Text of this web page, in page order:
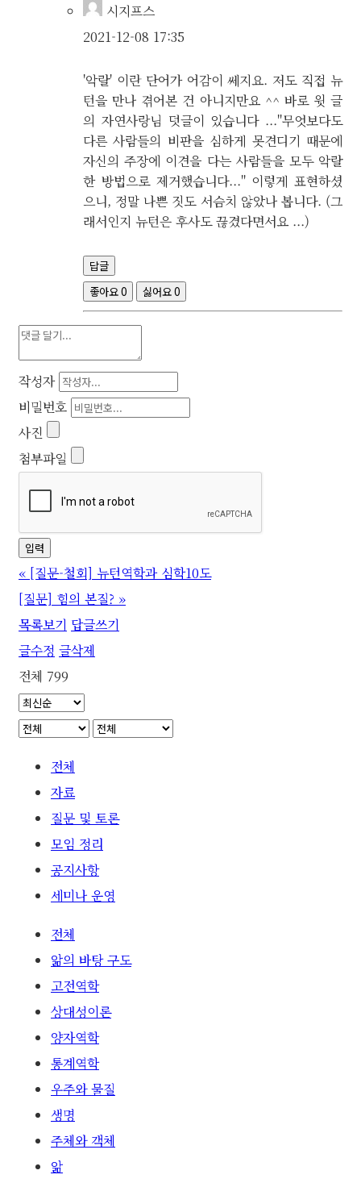
시지프스
2021-12-08 17:35
'악랄' 이란 단어가 어감이 쎄지요. 저도 직접 뉴
턴을 만나 겪어본 건 아니지만요 ^^ 바로 윗 글
의 자연사랑님 덧글이 있습니다 ..."무엇보다도
다른 사람들의 비판을 심하게 못견디기 때문에
자신의 주장에 이견을 다는 사람들을 모두 악랄
한 방법으로 제거했습니다..." 이렇게 표현하셨
으니, 정말 나쁜 짓도 서슴치 않았나 봅니다. (그
래서인지 뉴턴은 후사도 끊겼다면서요 ...)
답글
좋아요0 싫어요0
작성자
비밀번호
사진
첨부파일
« [질문-철회] 뉴턴역학과 심학10도
[질문] 힘의 본질? »
목록보기 답글쓰기
글수정 글삭제
전체 799
전체
자료
질문 및 토론
모임 정리
공지사항
세미나 운영
전체
앎의 바탕 구도
고전역학
상대성이론
양자역학
통계역학
우주와 물질
생명
주체와 객체
앎